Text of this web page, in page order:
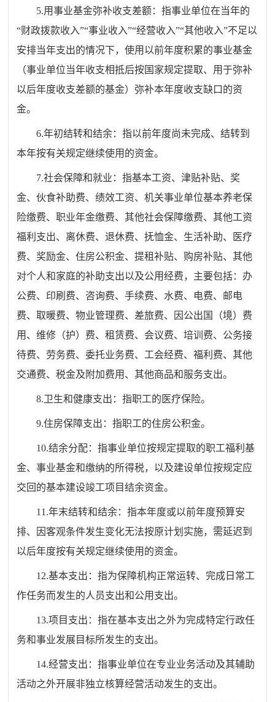
5.用事业基金弥补收支差额：指事业单位在当年的
“财政拨款收入”“事业收入”“经营收入”“其他收入”不足以
安排当年支出的情况下，使用以前年度积累的事业基金
（事业单位当年收支相抵后按国家规定提取、用于弥补
以后年度收支差额的基金）弥补本年度收支缺口的资
金。
6.年初结转和结余：指以前年度尚未完成、结转到
本年按有关规定继续使用的资金。
7.社会保障和就业：指基本工资、津贴补贴、奖
金、伙食补助费、绩效工资、机关事业单位基本养老保
险缴费、职业年金缴费、其他社会保障缴费、其他工资
福利支出、离休费、退休费、抚恤金、生活补助、医疗
费、奖励金、住房公积金、提租补贴、购房补贴、其他
对个人和家庭的补助支出以及公用经费，主要包括：办
公费、印刷费、咨询费、手续费、水费、电费、邮电
费、取暖费、物业管理费、差旅费、因公出国（境）费
用、维修（护）费、租赁费、会议费、培训费、公务接
待费、劳务费、委托业务费、工会经费、福利费、其他
交通费、税金及附加费用、其他商品和服务支出。
8.卫生和健康支出：指职工的医疗保险。
9.住房保障支出：指职工的住房公积金。
10.结余分配：指事业单位按规定提取的职工福利基
金、事业基金和缴纳的所得税，以及建设单位按规定应
交回的基本建设竣工项目结余资金。
11.年末结转和结余：指本年度或以前年度预算安
排、因客观条件发生变化无法按原计划实施，需延迟到
以后年度按有关规定继续使用的资金。
12.基本支出：指为保障机构正常运转、完成日常工
作任务而发生的人员支出和公用支出。
13.项目支出：指在基本支出之外为完成特定行政任
务和事业发展目标所发生的支出。
14.经营支出：指事业单位在专业业务活动及其辅助
活动之外开展非独立核算经营活动发生的支出。